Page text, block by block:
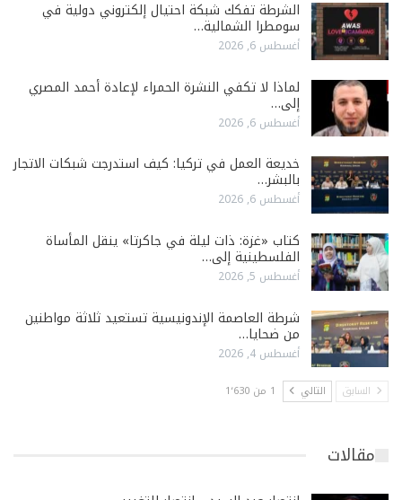
الشرطة تفكك شبكة احتيال إلكتروني دولية في
سومطرا الشمالية…
أغسطس 6, 2026
لماذا لا تكفي النشرة الحمراء لإعادة أحمد المصري
إلى…
أغسطس 6, 2026
خديعة العمل في تركيا: كيف استدرجت شبكات الاتجار
بالبشر…
أغسطس 6, 2026
كتاب «غزة: ذات ليلة في جاكرتا» ينقل المأساة
الفلسطينية إلى…
أغسطس 5, 2026
شرطة العاصمة الإندونيسية تستعيد ثلاثة مواطنين
من ضحايا…
أغسطس 4, 2026
السابق التالي 1 من 1٬630
مقالات